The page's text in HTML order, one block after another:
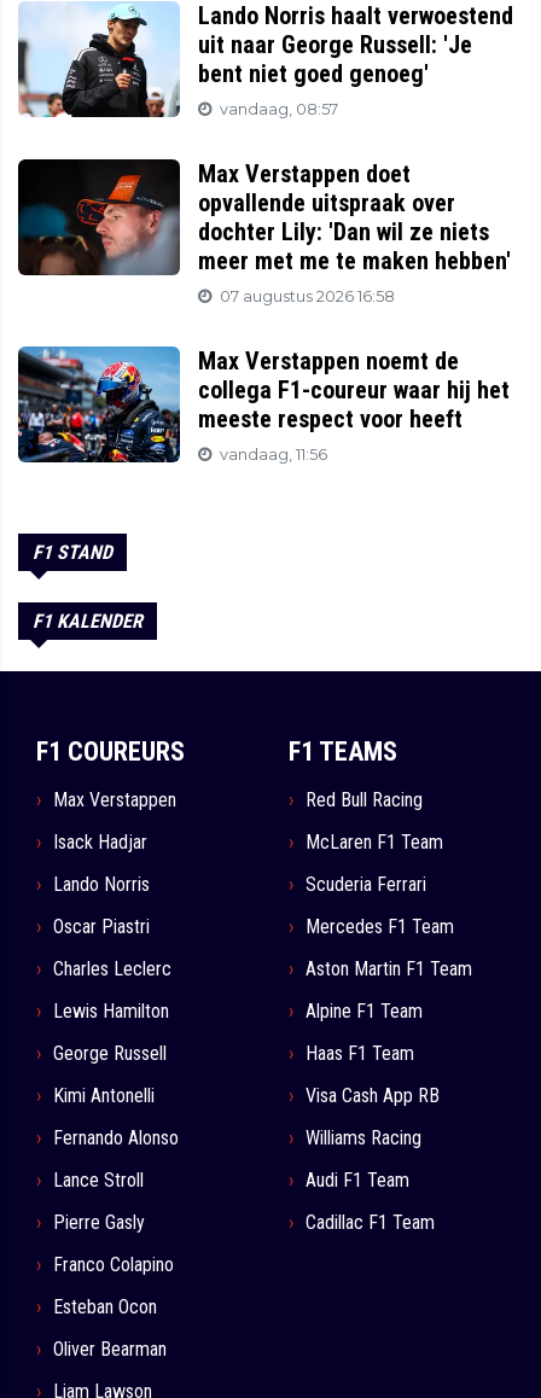
Lando Norris haalt verwoestend
uit naar George Russell: 'Je
bent niet goed genoeg'
vandaag, 08:57
Max Verstappen doet
opvallende uitspraak over
dochter Lily: 'Dan wil ze niets
meer met me te maken hebben'
07 augustus 2026 16:58
Max Verstappen noemt de
collega F1-coureur waar hij het
meeste respect voor heeft
vandaag, 11:56
F1 STAND
F1 KALENDER
F1 COUREURS
Max Verstappen
Isack Hadjar
Lando Norris
Oscar Piastri
Charles Leclerc
Lewis Hamilton
George Russell
Kimi Antonelli
Fernando Alonso
Lance Stroll
Pierre Gasly
Franco Colapino
Esteban Ocon
Oliver Bearman
Liam Lawson
F1 TEAMS
Red Bull Racing
McLaren F1 Team
Scuderia Ferrari
Mercedes F1 Team
Aston Martin F1 Team
Alpine F1 Team
Haas F1 Team
Visa Cash App RB
Williams Racing
Audi F1 Team
Cadillac F1 Team